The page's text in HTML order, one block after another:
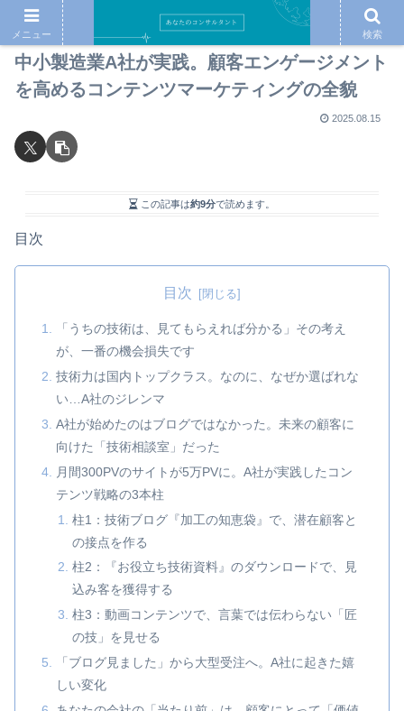
中小製造業A社が実践。顧客エンゲージメント
を高めるコンテンツマーケティングの全貌
2025.08.15
この記事は約9分で読めます。
目次
目次
「うちの技術は、見てもらえれば分かる」その考え
が、一番の機会損失です
技術力は国内トップクラス。なのに、なぜか選ばれな
い…A社のジレンマ
A社が始めたのはブログではなかった。未来の顧客に
向けた「技術相談室」だった
月間300PVのサイトが5万PVに。A社が実践したコン
テンツ戦略の3本柱
柱1：技術ブログ『加工の知恵袋』で、潜在顧客と
の接点を作る
柱2：『お役立ち技術資料』のダウンロードで、見
込み客を獲得する
柱3：動画コンテンツで、言葉では伝わらない「匠
の技」を見せる
「ブログ見ました」から大型受注へ。A社に起きた嬉
しい変化
メニュー 検索